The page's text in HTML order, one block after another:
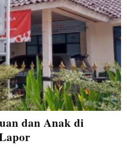
dan Anak di